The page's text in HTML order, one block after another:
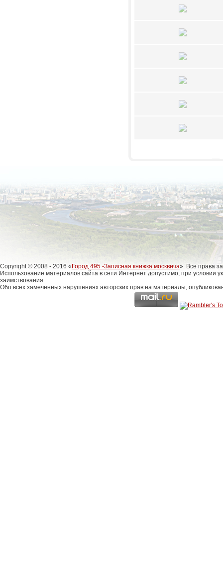
Copyright © 2008 - 2016 «Город 495 -Записная книжка москвича». Все права
Использование материалов сайта в сети Интернет допустимо, при условии
заимствования.
Обо всех замеченных нарушениях авторских прав на материалы,